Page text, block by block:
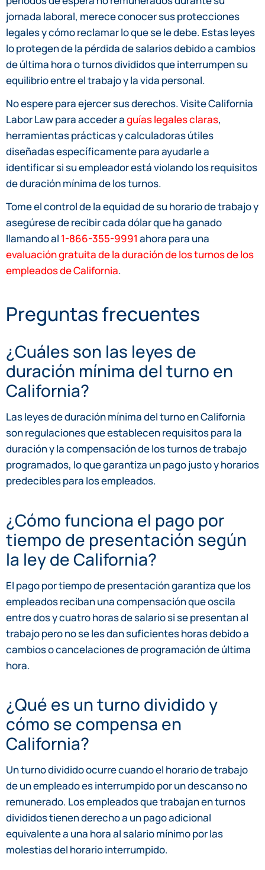
jornada laboral, merece conocer sus protecciones
legales y cómo reclamar lo que se le debe. Estas leyes
lo protegen de la pérdida de salarios debido a cambios
de última hora o turnos divididos que interrumpen su
equilibrio entre el trabajo y la vida personal.
No espere para ejercer sus derechos. Visite California
Labor Law para acceder aguías legales claras,
herramientas prácticas y calculadoras útiles
diseñadas específicamente para ayudarle a
identificar si su empleador está violando los requisitos
de duración mínima de los turnos.
Tome el control de la equidad de su horario de trabajo y
asegúrese de recibir cada dólar que ha ganado
llamando al 1-866-355-9991 ahora para una
evaluación gratuita de la duración de los turnos de los
empleados de California.
Preguntas frecuentes
¿Cuáles son las leyes de
duración mínima del turno en
California?
Las leyes de duración mínima del turno en California
son regulaciones que establecen requisitos para la
duración y la compensación de los turnos de trabajo
programados, lo que garantiza un pago justo y horarios
predecibles para los empleados.
¿Cómo funciona el pago por
tiempo de presentación según
la ley de California?
El pago por tiempo de presentación garantiza que los
empleados reciban una compensación que oscila
entre dos y cuatro horas de salario si se presentan al
trabajo pero no se les dan suficientes horas debido a
cambios o cancelaciones de programación de última
hora.
¿Qué es un turno dividido y
cómo se compensa en
California?
Un turno dividido ocurre cuando el horario de trabajo
de un empleado es interrumpido por un descanso no
remunerado. Los empleados que trabajan en turnos
divididos tienen derecho a un pago adicional
equivalente a una hora al salario mínimo por las
molestias del horario interrumpido.